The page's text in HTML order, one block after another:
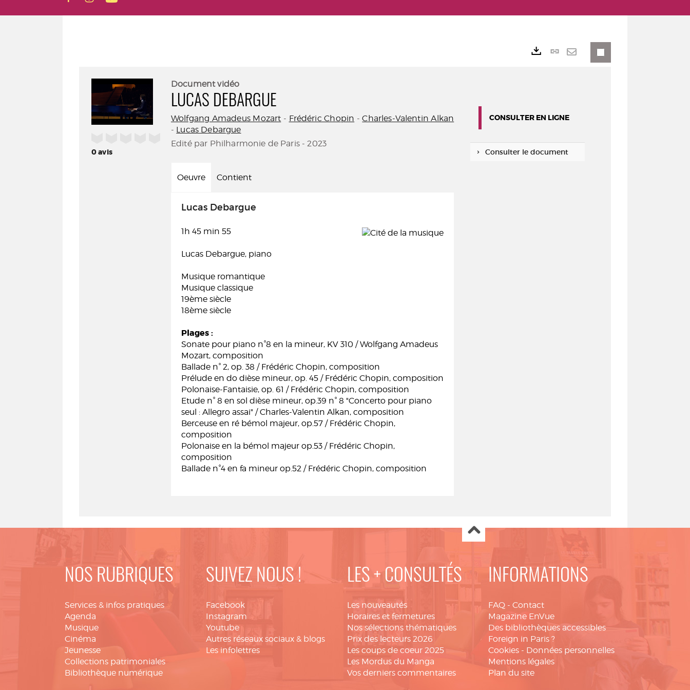
0avis
Document vidéo
LUCAS DEBARGUE
Wolfgang Amadeus Mozart - Frédéric Chopin -Charles-Valentin Alkan
- Lucas Debargue
Edité par Philharmonie de Paris - 2023
Oeuvre Contient
Lucas Debargue
1h 45 min 55
Lucas Debargue, piano
Musique romantique
Musique classique
19ème siècle
18ème siècle
Plages :
Sonate pour piano n°8 en la mineur, KV 310 / Wolfgang Amadeus
Mozart, composition
Ballade n° 2, op. 38 / Frédéric Chopin, composition
Prélude en do dièse mineur, op. 45 / Frédéric Chopin, composition
Polonaise-Fantaisie, op. 61 / Frédéric Chopin, composition
Etude n° 8 en sol dièse mineur, op.39 n° 8 "Concerto pour piano
seul : Allegro assai" / Charles-Valentin Alkan, composition
Berceuse en ré bémol majeur, op.57 / Frédéric Chopin,
composition
Polonaise en la bémol majeur op.53 / Frédéric Chopin,
composition
Ballade n°4 en fa mineur op.52 / Frédéric Chopin, composition
Lien
CONSULTER EN LIGNE
Consulter le document
NOS RUBRIQUES
Services & infos pratiques
Agenda
Musique
Cinéma
Jeunesse
Collections patrimoniales
Bibliothèque numérique
SUIVEZ NOUS !
Facebook
Instagram
Youtube
Autres réseaux sociaux & blogs
Les infolettres
LES + CONSULTÉS
Les nouveautés
Horaires et fermetures
Nos sélections thématiques
Prix des lecteurs 2026
Les coups de coeur 2025
Les Mordus du Manga
Vos derniers commentaires
INFORMATIONS
FAQ - Contact
Magazine EnVue
Des bibliothèques accessibles
Foreign in Paris ?
Cookies - Données personnelles
Mentions légales
Plan du site